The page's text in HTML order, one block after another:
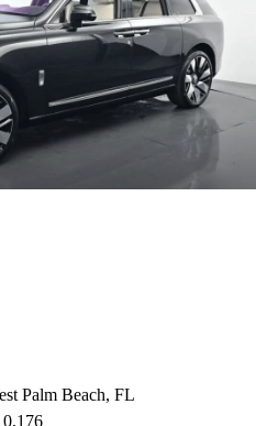
Palm Beach, FL